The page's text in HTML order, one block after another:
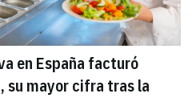
en España facturó
su mayor cifra tras la